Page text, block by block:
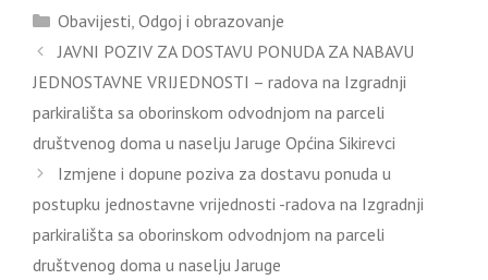
Kategorije
Obavijesti, Odgoj i obrazovanje
JAVNI POZIV ZA DOSTAVU PONUDA ZA NABAVU
JEDNOSTAVNE VRIJEDNOSTI – radova na Izgradnji
parkirališta sa oborinskom odvodnjom na parceli
društvenog doma u naselju Jaruge Općina Sikirevci
Izmjene i dopune poziva za dostavu ponuda u
postupku jednostavne vrijednosti -radova na Izgradnji
parkirališta sa oborinskom odvodnjom na parceli
društvenog doma u naselju Jaruge